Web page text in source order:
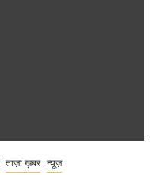
ताज़ा ख़बर न्यूज़